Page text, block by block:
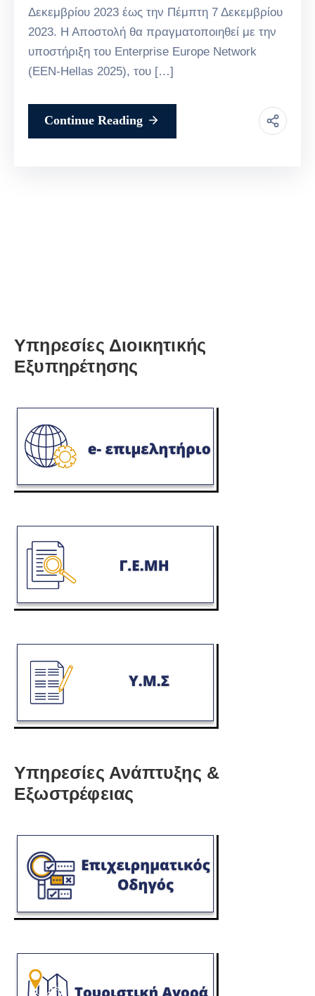
Δεκεμβρίου 2023 έως την Πέμπτη 7 Δεκεμβρίου
2023. Η Αποστολή θα πραγματοποιηθεί με την
υποστήριξη του Enterprise Europe Network
(EEN-Hellas 2025), του […]
Continue Reading
Υπηρεσίες Διοικητικής
Εξυπηρέτησης
Υπηρεσίες Ανάπτυξης &
Εξωστρέφειας